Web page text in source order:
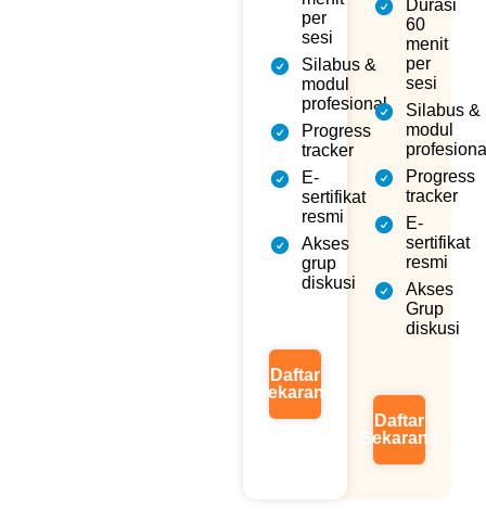
per
sesi
Silabus &
modul
profesional
Progress
tracker
E-
sertifikat
resmi
Akses
grup
diskusi
Daftar
Sekarang
Durasi
60
menit
per
sesi
Silabus &
modul
Progress
tracker
E-
sertifikat
resmi
Akses
Grup
diskusi
Daftar
Sekarang